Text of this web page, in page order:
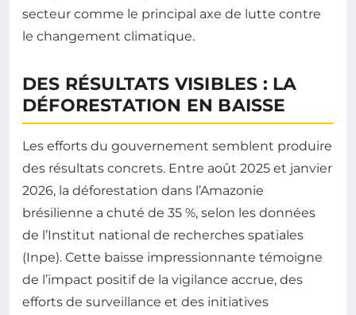
secteur comme le principal axe de lutte contre
le changement climatique.
DES RÉSULTATS VISIBLES : LA
DÉFORESTATION EN BAISSE
Les efforts du gouvernement semblent produire
des résultats concrets. Entre août 2025 et janvier
2026, la déforestation dans l’Amazonie
brésilienne a chuté de 35 %, selon les données
de l’Institut national de recherches spatiales
(Inpe). Cette baisse impressionnante témoigne
de l’impact positif de la vigilance accrue, des
efforts de surveillance et des initiatives